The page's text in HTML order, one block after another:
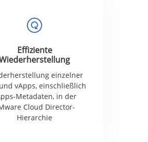
Effiziente
einzelner
vApps, einschließlich
Metadaten, in der
Cloud Director-
Hierarchie